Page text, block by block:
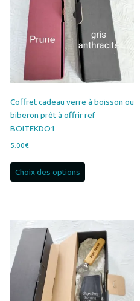
Coffret cadeau verre à boisson ou
biberon prêt à offrir ref
BOITEKDO1
5.00€
Choix des options
Ce
options
peuvent
être
choisies
sur